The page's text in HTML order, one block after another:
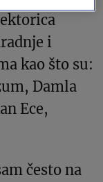
i
kao što su:
Damla
Ece,
često na